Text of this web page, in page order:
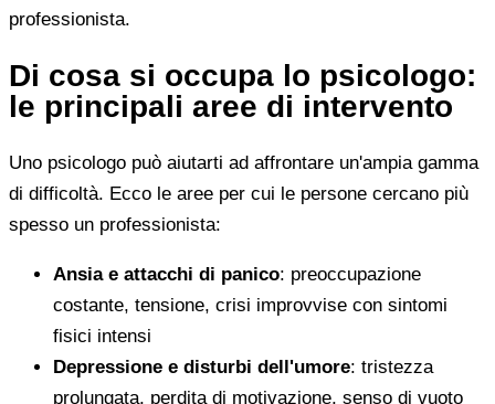
professionista.
Di cosa si occupa lo psicologo:
le principali aree di intervento
Uno psicologo può aiutarti ad affrontare un'ampia gamma
di difficoltà. Ecco le aree per cui le persone cercano più
spesso un professionista:
Ansia e attacchi di panico: preoccupazione
costante, tensione, crisi improvvise con sintomi
fisici intensi
Depressione e disturbi dell'umore: tristezza
prolungata, perdita di motivazione, senso di vuoto